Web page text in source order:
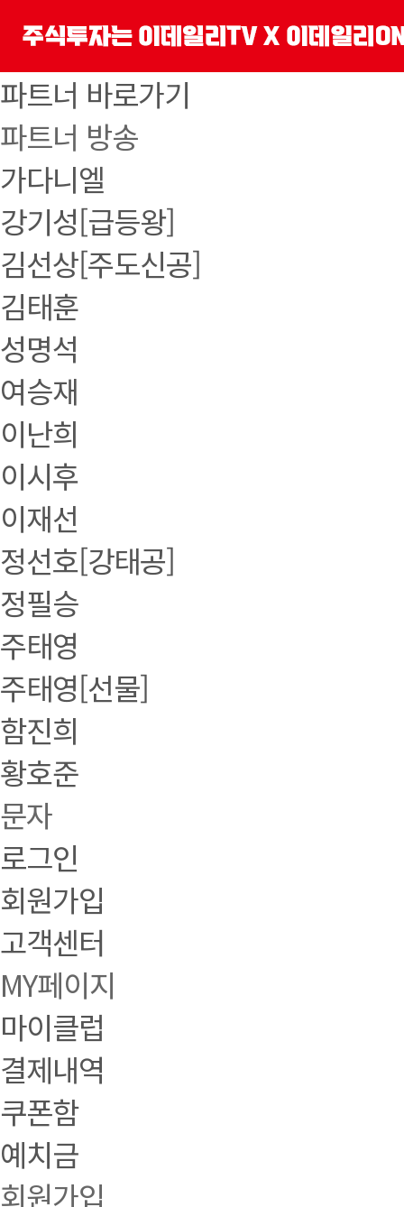
파트너 바로가기
파트너 방송
가다니엘
강기성[급등왕]
김선상[주도신공]
김태훈
성명석
여승재
이난희
이시후
이재선
정선호[강태공]
정필승
주태영
주태영[선물]
함진희
황호준
문자
로그인
회원가입
고객센터
MY페이지
마이클럽
결제내역
쿠폰함
예치금
회원가입